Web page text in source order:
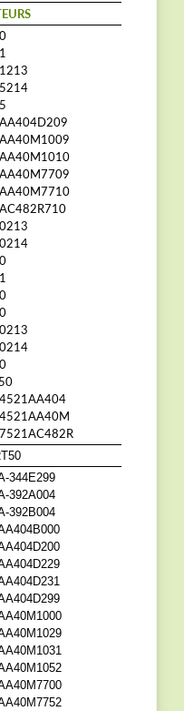
344E299
392A004
392B004